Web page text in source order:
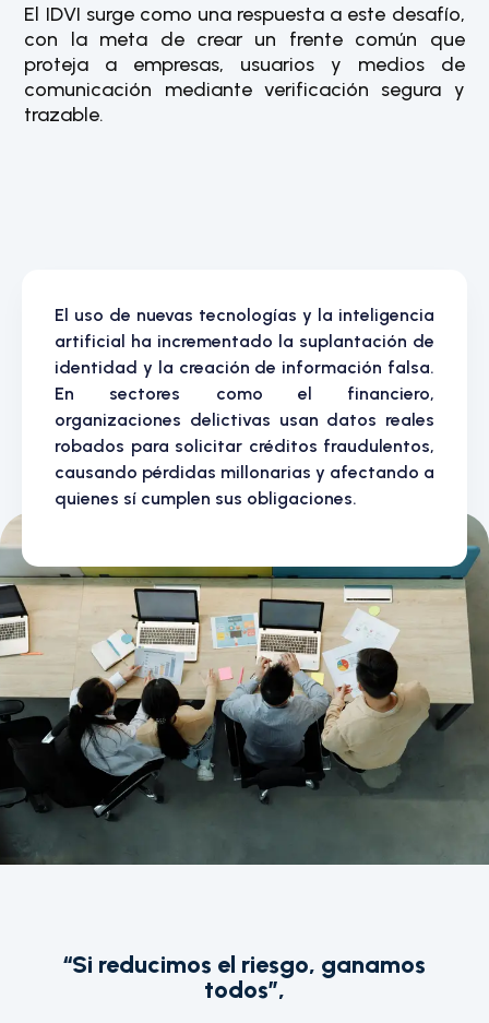
El IDVI surge como una respuesta a este desafío,
con la meta de crear un frente común que
proteja a empresas, usuarios y medios de
comunicación mediante verificación segura y
trazable.
El uso de nuevas tecnologías y la inteligencia
artificial ha incrementado la suplantación de
identidad y la creación de información falsa.
En sectores como el financiero,
organizaciones delictivas usan datos reales
robados para solicitar créditos fraudulentos,
causando pérdidas millonarias y afectando a
quienes sí cumplen sus obligaciones.
“Si reducimos el riesgo, ganamos
todos”,